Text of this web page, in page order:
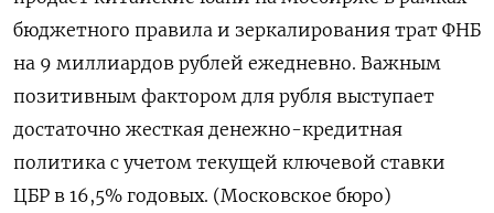
бюджетного правила и зеркалирования трат ФНБ
на 9 миллиардов рублей ежедневно. Важным
позитивным фактором для рубля выступает
достаточно жесткая денежно-кредитная
политика с учетом текущей ключевой ставки
ЦБР в 16,5% годовых. (Московское бюро)